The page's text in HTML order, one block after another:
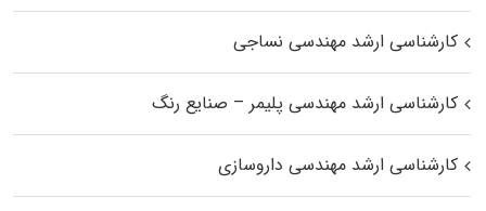
کارشناسی ارشد مهندسی نساجی
کارشناسی ارشد مهندسی پلیمر – صنایع رنگ
کارشناسی ارشد مهندسی داروسازی